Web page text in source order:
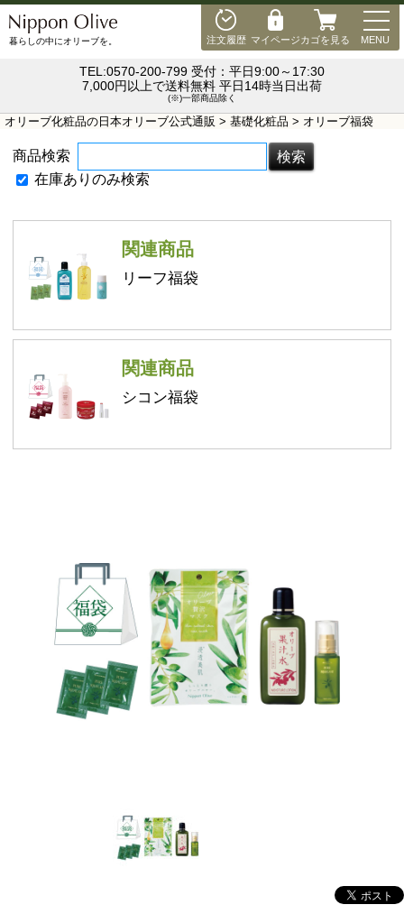
注文履歴 マイページカゴを見る MENU
暮らしの中にオリーブを。
TEL:0570-200-799 受付：平日9:00～17:30
7,000円以上で送料無料 平日14時当日出荷
(※)一部商品除く
オリーブ化粧品の日本オリーブ公式通販 > 基礎化粧品 > オリーブ福袋
商品検索
在庫ありのみ検索
関連商品
リーフ福袋
関連商品
シコン福袋